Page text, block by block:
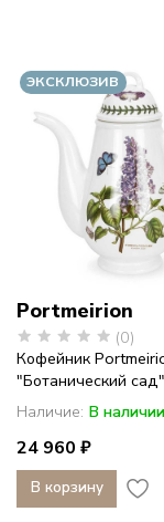
ЭКСКЛЮЗИВ
Portmeirion
(0)
Кофейник
"Ботанический
Наличие: В наличии
24 960 ₽
В корзину